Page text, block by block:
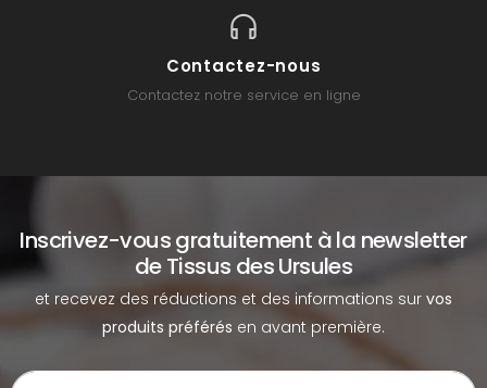
Contactez-nous
Contactez notre service en ligne
Inscrivez-vous gratuitement à la newsletter
de Tissus des Ursules
et recevez des réductions et des informations sur vos
produits préférés en avant première.